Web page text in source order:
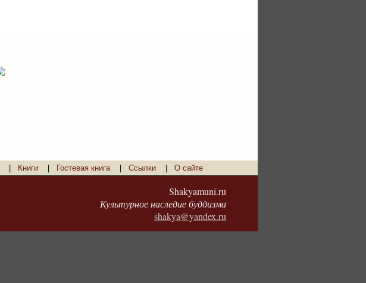
Книги Гостевая книга| Ссылки О сайте
Shakyamuni.ru
Культурное наследие буддизма
shakya@yandex.ru